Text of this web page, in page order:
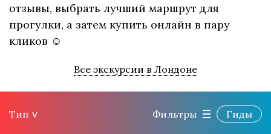
отзывы, выбрать лучший маршрут для
прогулки, а затем купить онлайн в пару
кликов ☺
Все экскурсии в Лондоне
Тип Фильтры Гиды